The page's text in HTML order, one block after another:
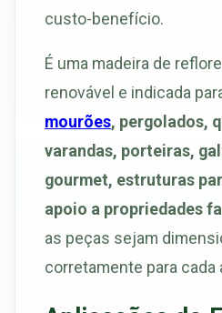
custo-benefício.
É uma madeira de
renovável e indicada
mourões, pergolados,
varandas, porteiras,
gourmet, estruturas
apoio a propriedades
as peças sejam
corretamente para cada